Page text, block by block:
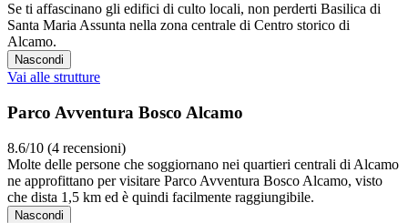
Se ti affascinano gli edifici di culto locali, non perderti Basilica di
Santa Maria Assunta nella zona centrale di Centro storico di
Alcamo.
Nascondi
Vai alle strutture
Parco Avventura Bosco Alcamo
8.6/10 (4 recensioni)
Molte delle persone che soggiornano nei quartieri centrali di Alcamo
ne approfittano per visitare Parco Avventura Bosco Alcamo, visto
che dista 1,5 km ed è quindi facilmente raggiungibile.
Nascondi